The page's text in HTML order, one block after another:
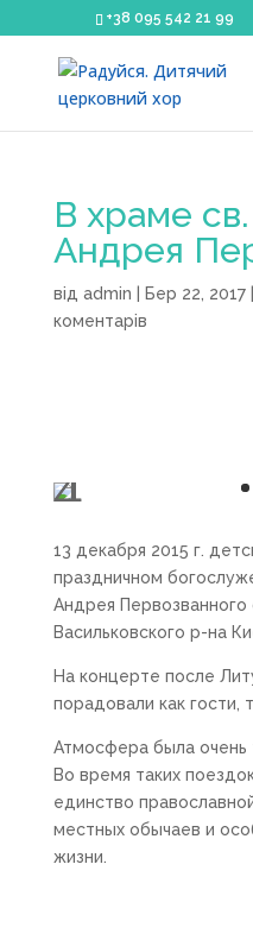
+38 095 542 21 99
В храме
Андрея
від admin Бер 22, 2017|
коментарів
13 декабря 2015 г.
праздничном
Андрея Первозванного
Васильковского р-на
На концерте после
порадовали как гости,
Атмосфера была очень
Во время таких
единство
местных обычаев и
жизни.